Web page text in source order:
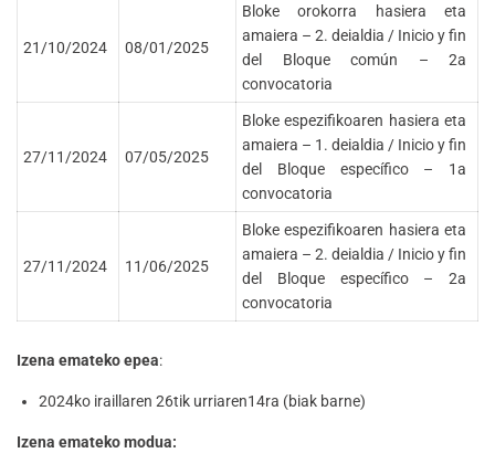
21/10/2024 08/01/2025
Bloke orokorra hasiera eta
amaiera – 2. deialdia / Inicio y fin
del Bloque común – 2a
convocatoria
27/11/2024 07/05/2025
Bloke espezifikoaren hasiera eta
amaiera – 1. deialdia / Inicio y fin
del Bloque específico – 1a
convocatoria
27/11/2024 11/06/2025
Bloke espezifikoaren hasiera eta
amaiera – 2. deialdia / Inicio y fin
del Bloque específico – 2a
convocatoria
Izena emateko epea:
2024ko iraillaren 26tik urriaren14ra (biak barne)
Izena emateko modua: